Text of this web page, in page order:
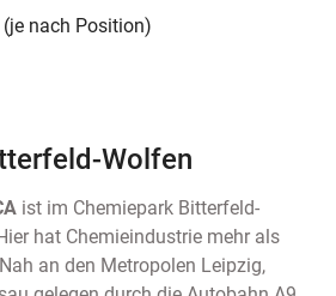
nach Position)
Wolfen
ist im Chemiepark Bitterfeld-
hat Chemieindustrie mehr als
an den Metropolen Leipzig,